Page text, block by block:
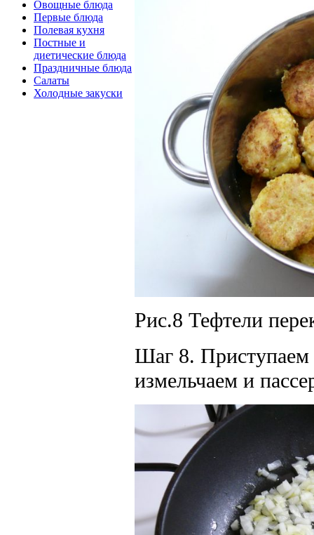
Овощные блюда
Первые блюда
Полевая кухня
Постные и
диетические блюда
Праздничные блюда
Салаты
Холодные закуски
Рис.8 Тефтели
Шаг 8. Приступаем
измельчаем и